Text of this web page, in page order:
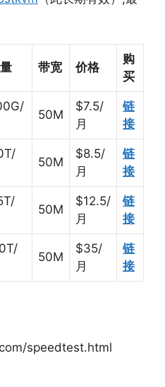
带宽 价格
购
买
50M
$7.5/
月
链
接
50M
$8.5/
月
链
接
50M
$12.5/
月
链
接
50M
$35/
月
链
接
speedtest.html